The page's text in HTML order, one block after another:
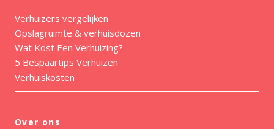
Verhuizers vergelijken
Opslagruimte & verhuisdozen
Wat Kost Een Verhuizing?
5 Bespaartips Verhuizen
Verhuiskosten
Over ons